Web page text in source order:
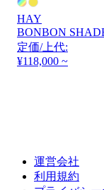
HAY
BONBON
定価/上代:
¥118,000 ~
運営会社
利用規約